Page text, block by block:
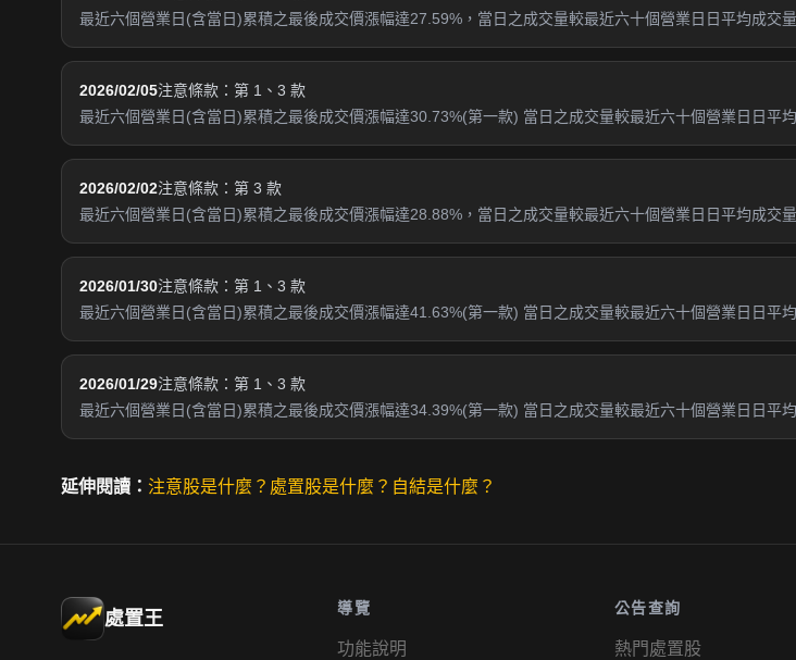
最近六個營業日(含當日)累積之最後成交價漲幅達27.59%，當日之成交量較最近六十個營業日日平均成交
2026/02/05注意條款：第 1、3 款
最近六個營業日(含當日)累積之最後成交價漲幅達30.73%(第一款) 當日之成交量較最近六十個營業日日平
2026/02/02注意條款：第 3 款
最近六個營業日(含當日)累積之最後成交價漲幅達28.88%，當日之成交量較最近六十個營業日日平均成交
2026/01/30注意條款：第 1、3 款
最近六個營業日(含當日)累積之最後成交價漲幅達41.63%(第一款) 當日之成交量較最近六十個營業日日平
2026/01/29注意條款：第 1、3 款
最近六個營業日(含當日)累積之最後成交價漲幅達34.39%(第一款) 當日之成交量較最近六十個營業日日平
延伸閱讀： 注意股是什麼？ 處置股是什麼？ 自結是什麼？
處置王 導覽
功能說明
公告查詢
熱門處置股